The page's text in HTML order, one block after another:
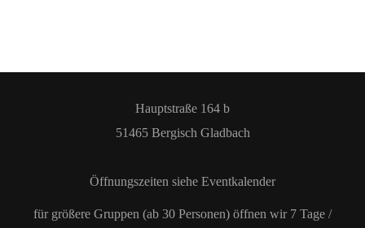
Hauptstraße 164 b
51465 Bergisch Gladbach
Öffnungszeiten siehe Eventkalender
für größere Gruppen (ab 30 Personen) öffnen wir 7 Tage /